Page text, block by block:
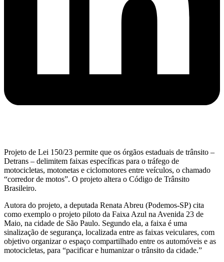
Projeto de Lei 150/23 permite que os órgãos estaduais de trânsito –
Detrans – delimitem faixas específicas para o tráfego de
motocicletas, motonetas e ciclomotores entre veículos, o chamado
“corredor de motos”. O projeto altera o Código de Trânsito
Brasileiro.
Autora do projeto, a deputada Renata Abreu (Podemos-SP) cita
como exemplo o projeto piloto da Faixa Azul na Avenida 23 de
Maio, na cidade de São Paulo. Segundo ela, a faixa é uma
sinalização de segurança, localizada entre as faixas veiculares, com
objetivo organizar o espaço compartilhado entre os automóveis e as
motocicletas, para “pacificar e humanizar o trânsito da cidade.”